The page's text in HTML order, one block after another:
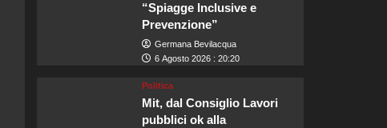
“Spiagge Inclusive e
Prevenzione”
Germana Bevilacqua
6 Agosto 2026 : 20:20
Politica
Mit, dal Consiglio Lavori
pubblici ok alla